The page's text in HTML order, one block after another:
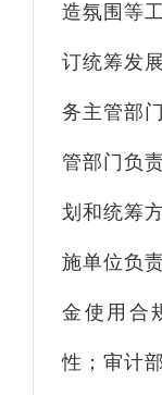
造氛围等
订统筹发
务主管部
管部门负
划和统筹
施单位负
金使用合
性 ； 审计